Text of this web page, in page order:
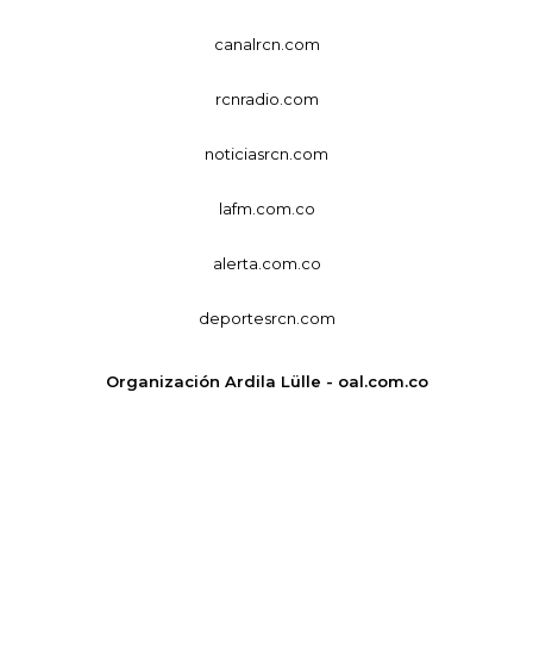
canalrcn.com
rcnradio.com
noticiasrcn.com
lafm.com.co
alerta.com.co
deportesrcn.com
Organización Ardila Lülle - oal.com.co